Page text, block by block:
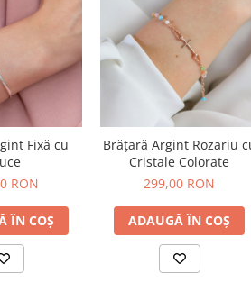
Fixă cu
RON
ÎN COȘ
Brățară Argint Rozariu
Cristale Colorate
299,00 RON
ADAUGĂ ÎN COȘ